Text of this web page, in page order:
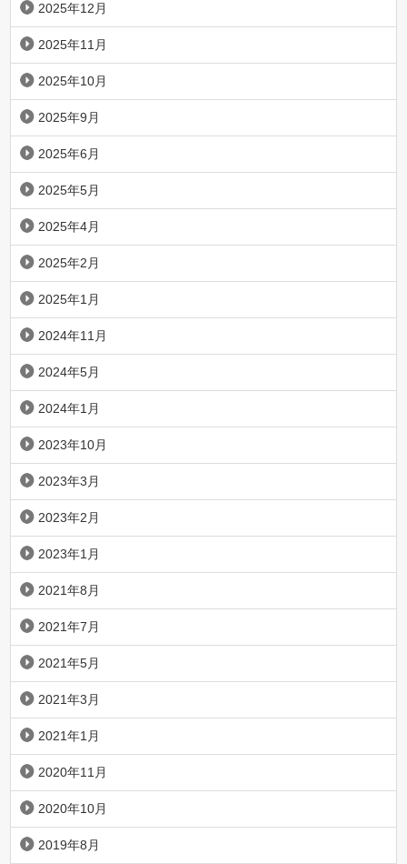
2025年12月
2025年11月
2025年10月
2025年9月
2025年6月
2025年5月
2025年4月
2025年2月
2025年1月
2024年11月
2024年5月
2024年1月
2023年10月
2023年3月
2023年2月
2023年1月
2021年8月
2021年7月
2021年5月
2021年3月
2021年1月
2020年11月
2020年10月
2019年8月